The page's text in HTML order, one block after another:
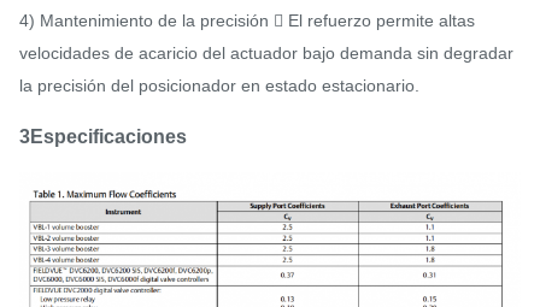
4) Mantenimiento de la precisión  El refuerzo permite altas
velocidades de acaricio del actuador bajo demanda sin degradar
la precisión del posicionador en estado estacionario.
3Especificaciones